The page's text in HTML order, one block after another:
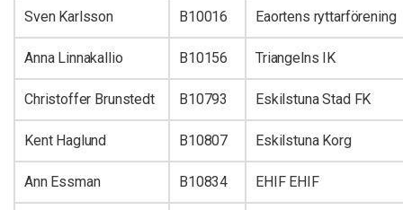
Sven Karlsson B10016 Eaortens ryttarförening
Anna Linnakallio B10156 Triangelns IK
Christoffer Brunstedt B10793 Eskilstuna Stad FK
Kent Haglund B10807 Eskilstuna Korg
Ann Essman B10834 EHIF EHIF